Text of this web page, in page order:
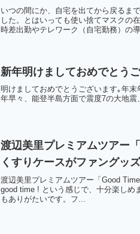
いつの間にか、自宅を出てから戻るま
した。とはいっても使い捨てマスクの
時差出勤やテレワーク（自宅勤務）の
新年明けましておめでとう
明けましておめでとうございます｡年
年早々、能登半島方面で震度7の大地
渡辺美里プレミアムツアー
くすりケースがファングッズ
渡辺美里プレミアムツアー「Good
good time ! という感じで、十分楽しめ
もありがたいです。フ...